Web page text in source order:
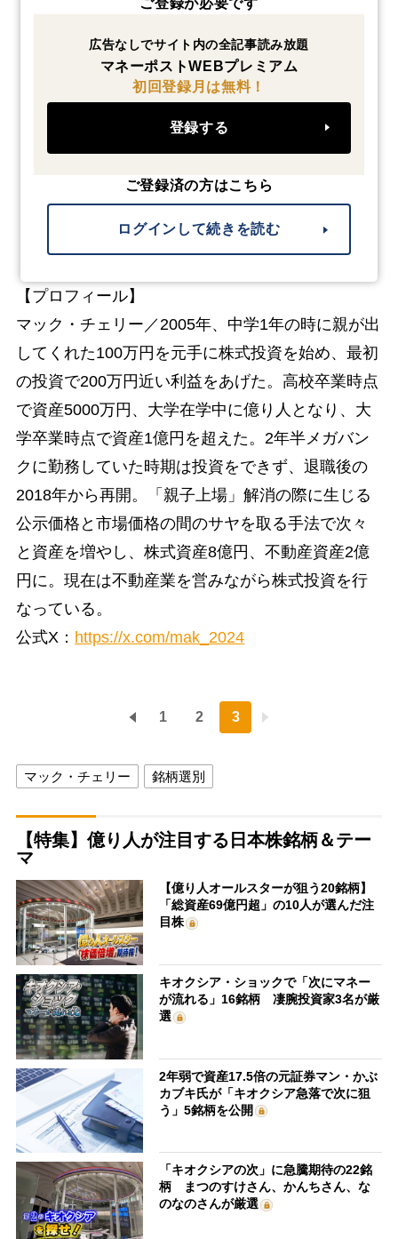
ご登録が必要です
広告なしでサイト内の全記事読み放題
マネーポストWEBプレミアム
初回登録月は無料！
登録する
ご登録済の方はこちら
ログインして続きを読む
【プロフィール】
マック・チェリー／2005年、中学1年の時に親が出
してくれた100万円を元手に株式投資を始め、最初
の投資で200万円近い利益をあげた。高校卒業時点
で資産5000万円、大学在学中に億り人となり、大
学卒業時点で資産1億円を超えた。2年半メガバン
クに勤務していた時期は投資をできず、退職後の
2018年から再開。「親子上場」解消の際に生じる
公示価格と市場価格の間のサヤを取る手法で次々
と資産を増やし、株式資産8億円、不動産資産2億
円に。現在は不動産業を営みながら株式投資を行
なっている。
公式X： https://x.com/mak_2024
1 2 3
マック・チェリー 銘柄選別
【特集】億り人が注目する日本株銘柄＆テー
マ
【億り人オールスターが狙う20銘柄】
「総資産69億円超」の10人が選んだ注
目株
キオクシア・ショックで「次にマネー
が流れる」16銘柄 凄腕投資家3名が厳
選
2年弱で資産17.5倍の元証券マン・かぶ
カブキ氏が「キオクシア急落で次に狙
う」5銘柄を公開
「キオクシアの次」に急騰期待の22銘
柄 まつのすけさん、かんちさん、な
のなのさんが厳選